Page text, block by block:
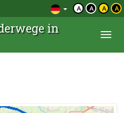
A A A A
in